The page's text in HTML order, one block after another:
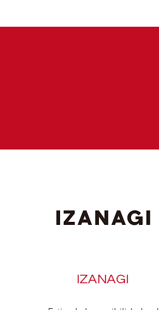
IZANAGI